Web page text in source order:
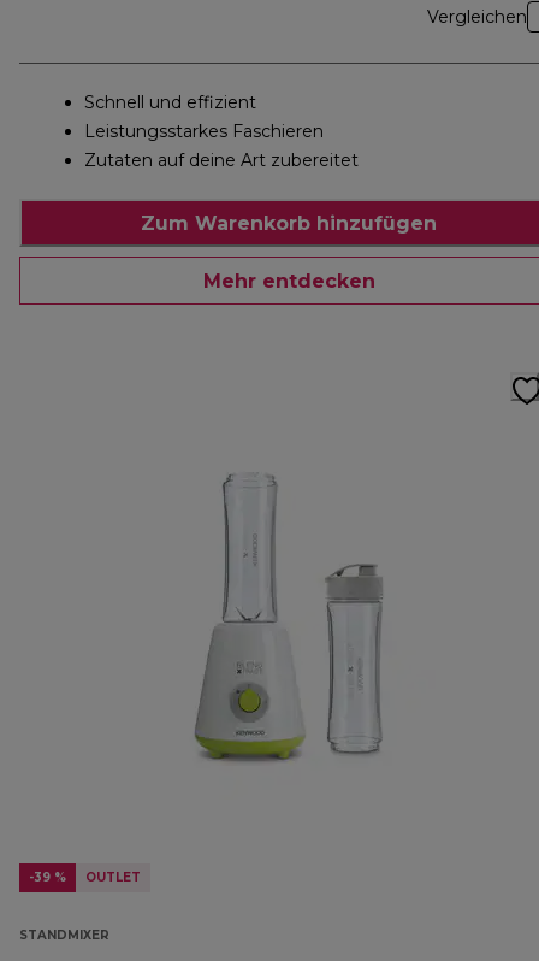
Vergleichen
Schnell und effizient
Leistungsstarkes Faschieren
Zutaten auf deine Art zubereitet
Zum Warenkorb hinzufügen
Mehr entdecken
-39 % OUTLET
STANDMIXER